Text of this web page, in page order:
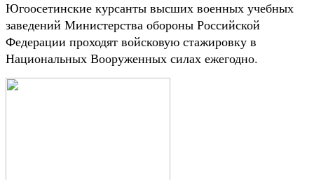
Югоосетинские курсанты высших военных учебных
заведений Министерства обороны Российской
Федерации проходят войсковую стажировку в
Национальных Вооруженных силах ежегодно.